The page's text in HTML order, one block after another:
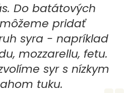
Do batátových
pridať
syra - napríklad
mozzarellu, fetu.
syr s nízkym
tuku.